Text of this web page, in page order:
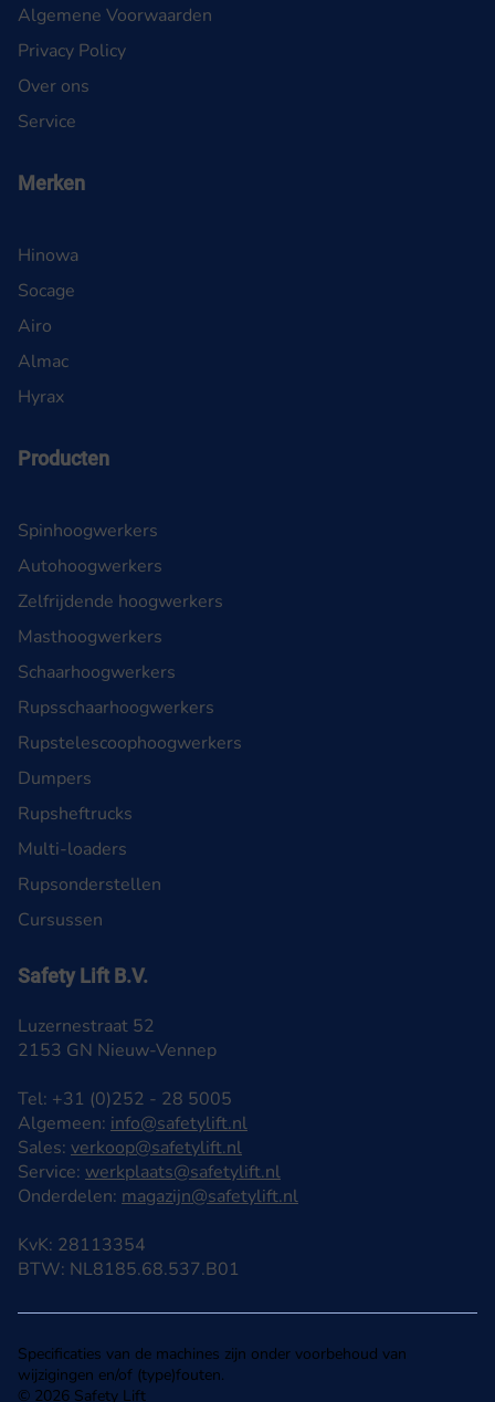
Specificaties van de machines zijn onder voorbehoud van
wijzigingen en/of (type)fouten.
© 2026 Safety Lift
Safety Lift B.V.
Luzernestraat 52
2153 GN Nieuw-Vennep
Tel: +31 (0)252 - 28 5005
Algemeen: info@safetylift.nl
Sales: verkoop@safetylift.nl
Service: werkplaats@safetylift.nl
Onderdelen: magazijn@safetylift.nl
KvK: 28113354
BTW: NL8185.68.537.B01
Algemene Voorwaarden
Privacy Policy
Over ons
Service
Merken
Hinowa
Socage
Airo
Almac
Hyrax
Producten
Spinhoogwerkers
Autohoogwerkers
Zelfrijdende hoogwerkers
Masthoogwerkers
Schaarhoogwerkers
Rupsschaarhoogwerkers
Rupstelescoophoogwerkers
Dumpers
Rupsheftrucks
Multi-loaders
Rupsonderstellen
Cursussen